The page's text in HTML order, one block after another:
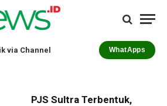
via Channel WhatApps
PJS Sultra Terbentuk,